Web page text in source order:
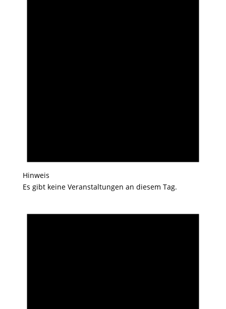
Hinweis
Es gibt keine Veranstaltungen an diesem Tag.